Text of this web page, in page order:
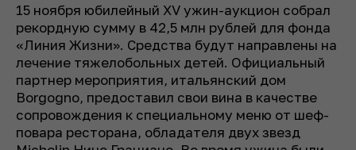
15 ноября юбилейный XV ужин-аукцион собрал
рекордную сумму в 42,5 млн рублей для фонда
«Линия Жизни». Средства будут направлены на
лечение тяжелобольных детей. Официальный
партнер мероприятия, итальянский дом
Borgogno, предоставил свои вина в качестве
сопровождения к специальному меню от шеф-
повара ресторана, обладателя двух звезд